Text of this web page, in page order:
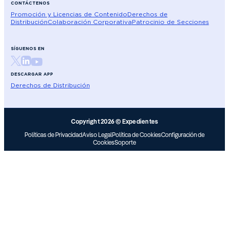
CONTÁCTENOS
Promoción y Licencias de ContenidoDerechos de
DistribuciónColaboración CorporativaPatrocinio de Secciones
SÍGUENOS EN
DESCARGAR APP
Derechos de Distribución
Copyright 2026 © Expedientes
Políticas de PrivacidadAviso LegalPolítica de CookiesConfiguración de
CookiesSoporte